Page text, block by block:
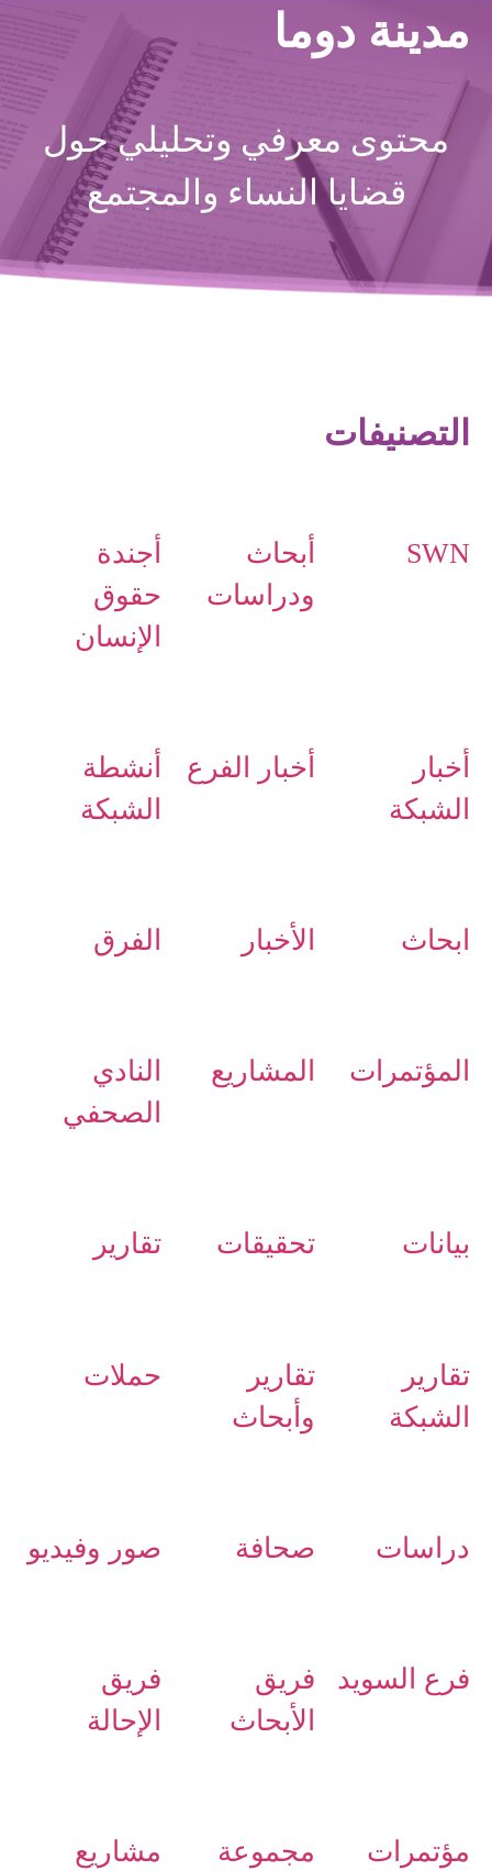
مدينة دوما
محتوى معرفي وتحليلي حول
قضايا النساء والمجتمع
التصنيفات
SWN
أبحاث
ودراسات
أجندة
حقوق
الإنسان
أخبار
الشبكة
أخبار الفرع
أنشطة
الشبكة
ابحاث الأخبار الفرق
المؤتمرات المشاريع
النادي
الصحفي
بيانات تحقيقات تقارير
تقارير
الشبكة
تقارير
وأبحاث
حملات
دراسات صحافة صور وفيديو
فرع السويد
فريق
الأبحاث
فريق
الإحالة
مؤتمرات مجموعة مشاريع